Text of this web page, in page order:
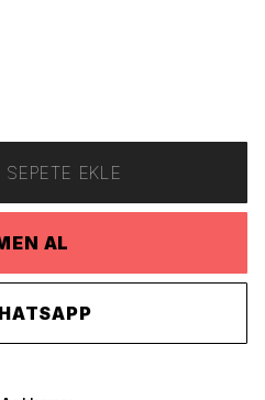
SEPETE EKLE
AL